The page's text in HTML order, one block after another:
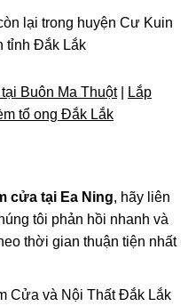
lại trong huyện Cư Kuin
tỉnh Đắk Lắk
Buôn Ma Thuột|
Lắp
tổ ong Đắk Lắk
cửa tại Ea Ning, hãy liên
tôi phản hồi nhanh và
thời gian thuận tiện nhất
Cửa và Nội Thất Đắk Lắk